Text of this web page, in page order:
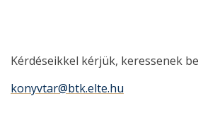
Kérdéseikkel kérjük, keressenek
konyvtar@btk.elte.hu